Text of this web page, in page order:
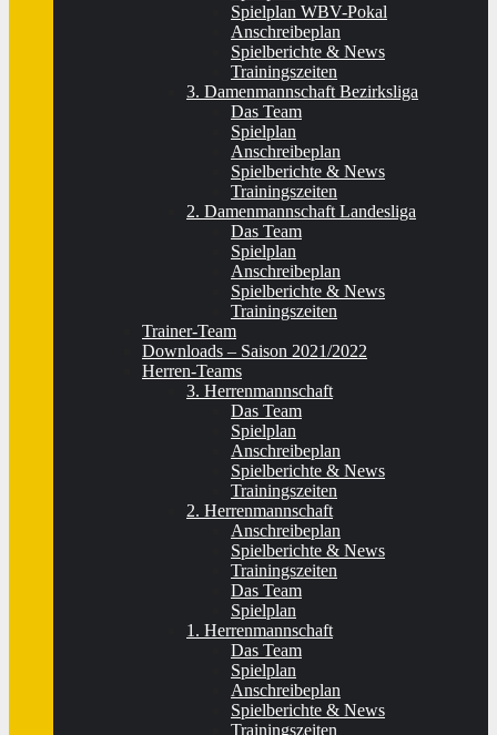
Spielplan WBV-Pokal
Anschreibeplan
Spielberichte & News
Trainingszeiten
3. Damenmannschaft Bezirksliga
Das Team
Spielplan
Anschreibeplan
Spielberichte & News
Trainingszeiten
2. Damenmannschaft Landesliga
Das Team
Spielplan
Anschreibeplan
Spielberichte & News
Trainingszeiten
Trainer-Team
Downloads – Saison 2021/2022
Herren-Teams
3. Herrenmannschaft
Das Team
Spielplan
Anschreibeplan
Spielberichte & News
Trainingszeiten
2. Herrenmannschaft
Anschreibeplan
Spielberichte & News
Trainingszeiten
Das Team
Spielplan
1. Herrenmannschaft
Das Team
Spielplan
Anschreibeplan
Spielberichte & News
Trainingszeiten